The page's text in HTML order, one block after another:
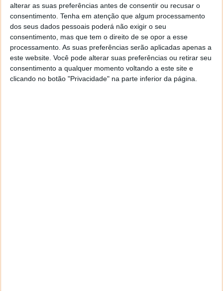
alterar as suas preferências antes de consentir ou recusar o
consentimento. Tenha em atenção que algum processamento
dos seus dados pessoais poderá não exigir o seu
consentimento, mas que tem o direito de se opor a esse
processamento. As suas preferências serão aplicadas apenas a
este website. Você pode alterar suas preferências ou retirar seu
consentimento a qualquer momento voltando a este site e
clicando no botão "Privacidade" na parte inferior da página.
OBS: Obrigado Ana Ferreira pela dica.
Licença: Pago (iPhone = 0.89€) (iPad = 2.69€)
Sistemas Operativos: iOS 4.3+